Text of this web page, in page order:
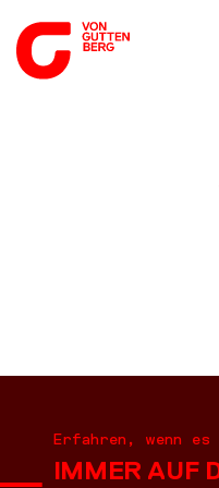
Erfahren, wenn
IMMER AUF